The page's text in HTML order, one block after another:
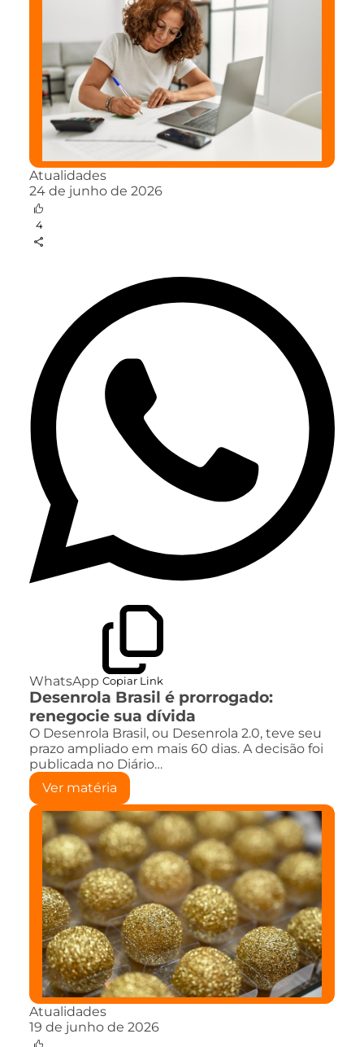
Atualidades
24 de junho de 2026
4
WhatsApp Copiar Link
Desenrola Brasil é prorrogado:
renegocie sua dívida
O Desenrola Brasil, ou Desenrola 2.0, teve seu
prazo ampliado em mais 60 dias. A decisão foi
publicada no Diário…
Ver matéria
Atualidades
19 de junho de 2026